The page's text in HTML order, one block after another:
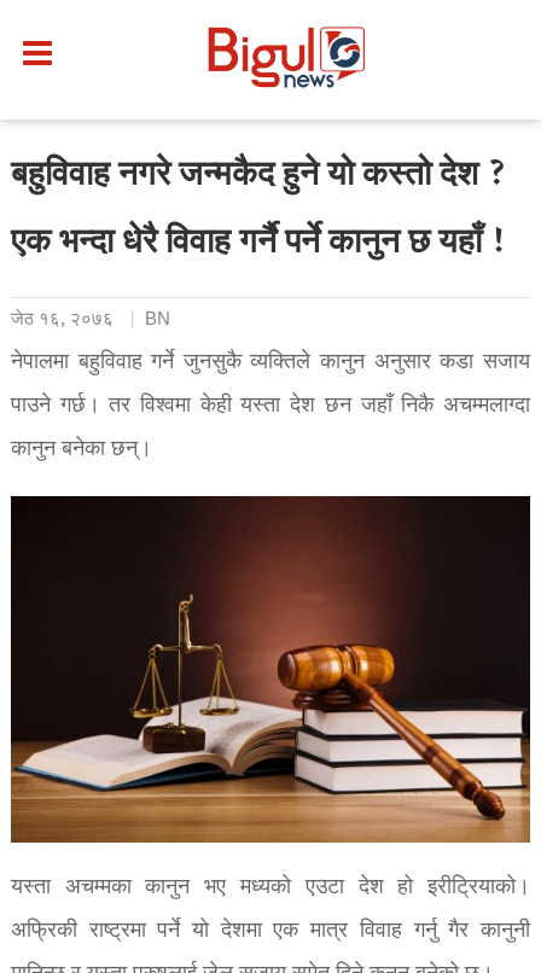
बहुविवाह नगरे जन्मकैद हुने यो कस्तो देश ?
एक भन्दा धेरै विवाह गर्नै पर्ने कानुन छ यहाँ !
जेठ १६, २०७६ BN
नेपालमा बहुविवाह गर्ने जुनसुकै व्यक्तिले कानुन अनुसार कडा सजाय
पाउने गर्छ। तर विश्वमा केही यस्ता देश छन जहाँ निकै अचम्मलाग्दा
कानुन बनेका छन्।
यस्ता अचम्मका कानुन भए मध्यको एउटा देश हो इरीट्रियाको।
अफ्रिकी राष्ट्रमा पर्ने यो देशमा एक मात्र विवाह गर्नु गैर कानुनी